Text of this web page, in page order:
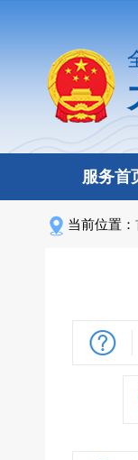
服务首
当前位置：